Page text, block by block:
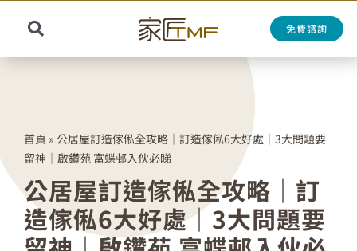
content
Toggle
Navigation
Search
免費諮詢
首頁 »公居屋訂造傢俬全攻略｜訂造傢俬6大好處｜3大問題要
留神｜啟鑽苑 富蝶邨入伙必睇
公居屋訂造傢俬全攻略｜訂
造傢俬6大好處｜3大問題要